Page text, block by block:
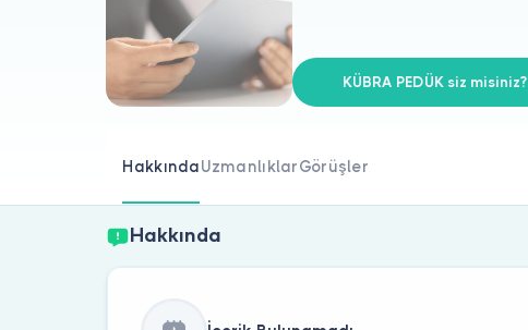
KÜBRA PEDÜK siz misiniz?
HakkındaUzmanlıklarGörüşler
Hakkında